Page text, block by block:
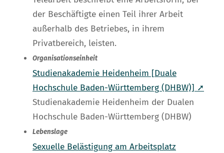
der Beschäftigte einen Teil ihrer Arbeit
außerhalb des Betriebes, in ihrem
Privatbereich, leisten.
Organisationseinheit
Studienakademie Heidenheim [Duale
Hochschule Baden-Württemberg (DHBW)] ➚
Studienakademie Heidenheim der Dualen
Hochschule Baden-Württemberg (DHBW)
Lebenslage
Sexuelle Belästigung am Arbeitsplatz